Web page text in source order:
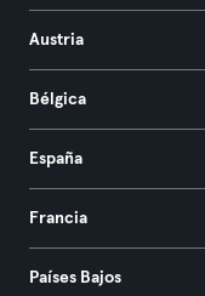
Austria
Bélgica
España
Francia
Países Bajos